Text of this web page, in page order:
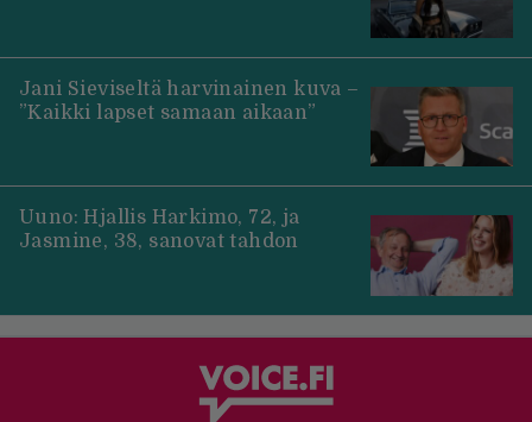
Jani Sieviseltä harvinainen kuva –
”Kaikki lapset samaan aikaan”
Uuno: Hjallis Harkimo, 72, ja
Jasmine, 38, sanovat tahdon